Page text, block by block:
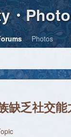
・
Photos
缺乏社交能